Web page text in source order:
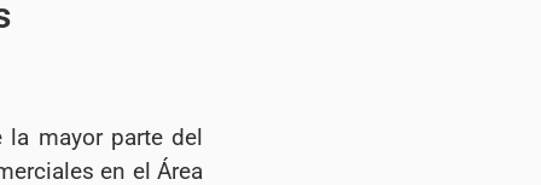
la mayor parte del
en el Área